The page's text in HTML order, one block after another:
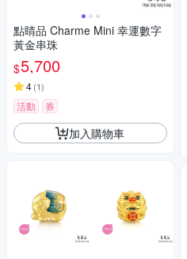
點睛品 Charme Mini 幸運數字
黃金串珠
$5,700
4(1)
活動 券
加入購物車